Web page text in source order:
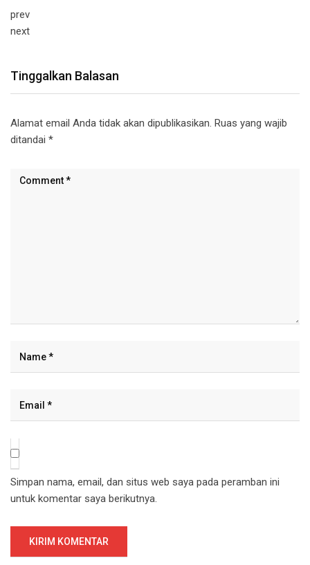
prev
next
Tinggalkan Balasan
Alamat email Anda tidak akan dipublikasikan. Ruas yang wajib
ditandai *
Simpan nama, email, dan situs web saya pada peramban ini
untuk komentar saya berikutnya.